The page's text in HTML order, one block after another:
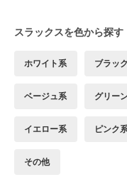
スラックスを色から探す
ホワイト系 ブラッ
ベージュ系 グリー
イエロー系 ピンク
その他